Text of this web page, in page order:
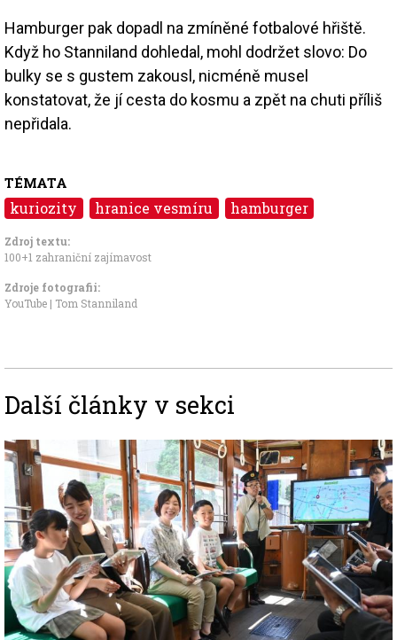
Hamburger pak dopadl na zmíněné fotbalové hřiště.
Když ho Stanniland dohledal, mohl dodržet slovo: Do
bulky se s gustem zakousl, nicméně musel
konstatovat, že jí cesta do kosmu a zpět na chuti příliš
nepřidala.
TÉMATA
kuriozity hranice vesmíru hamburger
Zdroj textu:
100+1 zahraniční zajímavost
Zdroje fotografii:
YouTube | Tom Stanniland
Další články v sekci
Image